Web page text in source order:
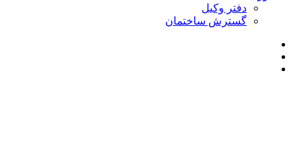
دفتر وکیل
گسترش ساختمان